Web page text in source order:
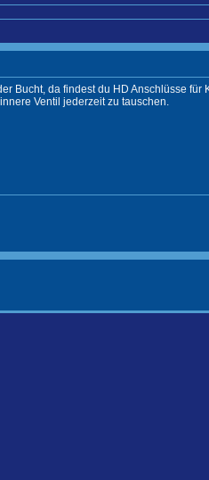
Bucht, da findest du HD Anschlüsse
Ventil jederzeit zu tauschen.